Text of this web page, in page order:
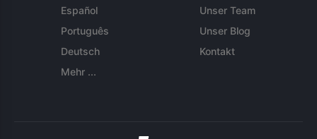
Español
Português
Deutsch
Mehr ...
Unser Team
Unser Blog
Kontakt